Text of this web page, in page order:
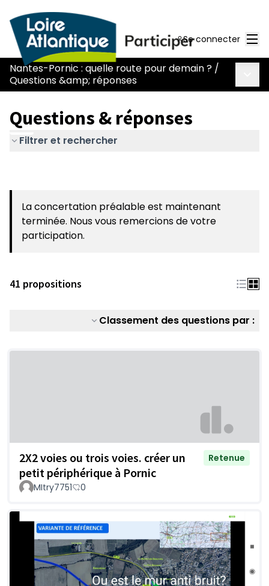
Se connecter
Nantes-Pornic : quelle route pour demain ? /
Questions &amp; réponses
Questions & réponses
Filtrer et rechercher
La concertation préalable est maintenant
terminée. Nous vous remercions de votre
participation.
41 propositions
Classement des questions par :
2X2 voies ou trois voies. créer un
petit périphérique à Pornic
Retenue
MItry7751 0